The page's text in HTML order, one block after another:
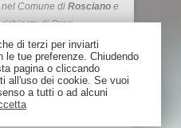
Comune di Rosciano e
di Orari
fino al 75% rispetto al
un passaggio in auto su
BlaBlaCar!
di terzi per inviarti
tue preferenze. Chiudendo
pagina o cliccando
all'uso dei cookie. Se vuoi
a tutti o ad alcuni